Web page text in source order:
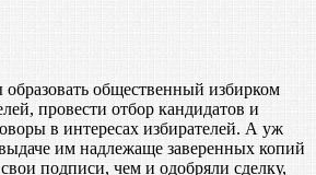
общественный избирком
провести отбор кандидатов и
в интересах избирателей. А уж
им надлежаще заверенных копий
подписи, чем и одобряли сделку,